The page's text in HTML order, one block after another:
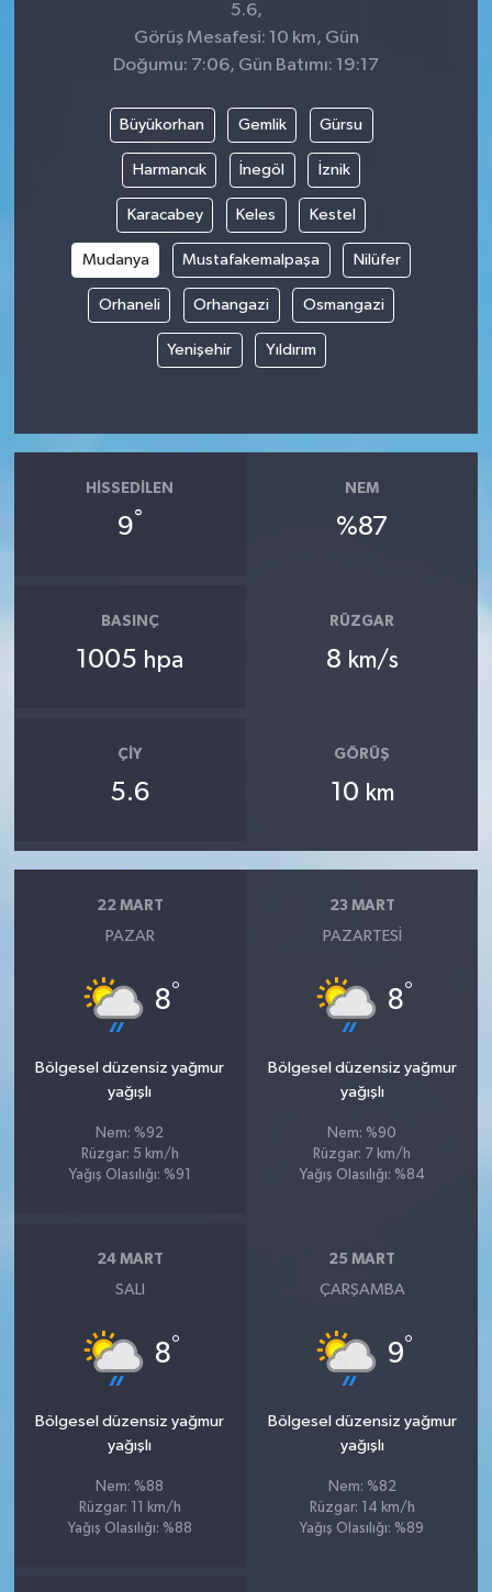
5.6,
Görüş Mesafesi: 10 km, Gün
Doğumu: 7:06, Gün Batımı: 19:17
Büyükorhan Gemlik Gürsu
Harmancık İnegöl İznik
Karacabey Keles Kestel
Mudanya Mustafakemalpaşa Nilüfer
Orhaneli Orhangazi Osmangazi
Yenişehir Yıldırım
HISSEDILEN
9°
NEM
%87
BASINÇ
1005 hpa
RÜZGAR
8 km/s
ÇIY
5.6
GÖRÜŞ
10 km
22 MART
PAZAR
8°
Bölgesel düzensiz yağmur
yağışlı
Nem: %92
Rüzgar: 5 km/h
Yağış Olasılığı: %91
23 MART
PAZARTESI
8°
Bölgesel düzensiz yağmur
yağışlı
Nem: %90
Rüzgar: 7 km/h
Yağış Olasılığı: %84
24 MART
SALI
8°
Bölgesel düzensiz yağmur
yağışlı
Nem: %88
Rüzgar: 11 km/h
Yağış Olasılığı: %88
25 MART
ÇARŞAMBA
9°
Bölgesel düzensiz yağmur
yağışlı
Nem: %82
Rüzgar: 14 km/h
Yağış Olasılığı: %89